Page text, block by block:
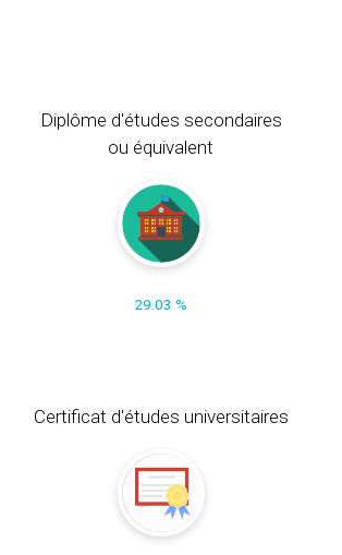
Diplôme d'études secondaires
ou équivalent
29.03 %
Certificat d'études universitaires